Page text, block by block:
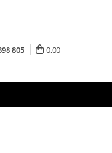
805 0,00